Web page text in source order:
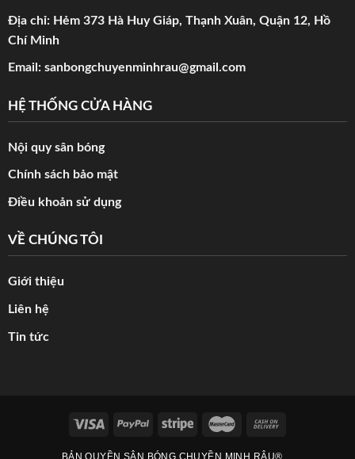
Địa chỉ: Hẻm 373 Hà Huy Giáp, Thạnh Xuân, Quận 12, Hồ
Chí Minh
Email: sanbongchuyenminhrau@gmail.com
HỆ THỐNG CỬA HÀNG
Nội quy sân bóng
Chính sách bảo mật
Điều khoản sử dụng
VỀ CHÚNG TÔI
Giới thiệu
Liên hệ
Tin tức
BẢN QUYỀN SÂN BÓNG CHUYỀN MINH RÂU®️